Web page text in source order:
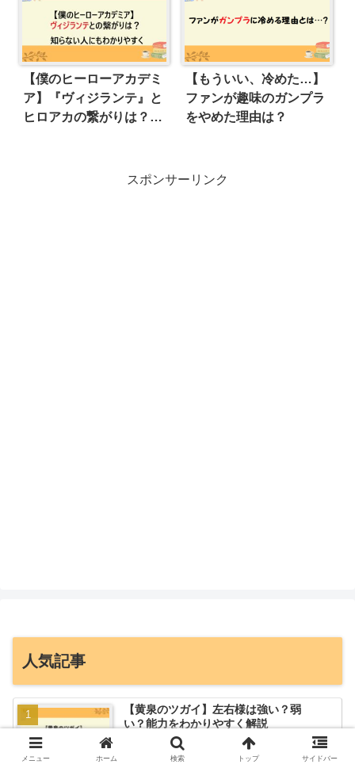
【僕のヒーローアカデミ
ア】『ヴィジランテ』と
ヒロアカの繋がりは？主
【もういい、冷めた…】
ファンが趣味のガンプラ
をやめた理由は？
スポンサーリンク
人気記事
【黄泉のツガイ】左右様は強い？弱
い？能力をわかりやすく解説
メニュー ホーム 検索 トップ サイドバー